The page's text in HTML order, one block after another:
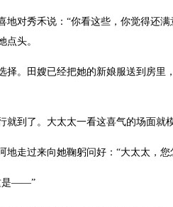
对秀禾说：“你看这些，你觉得还
点头。
。田嫂已经把她的新娘服送到房里
到了。大太太一看这喜气的场面就
走过来向她鞠躬问好：“大太太，您
是——”